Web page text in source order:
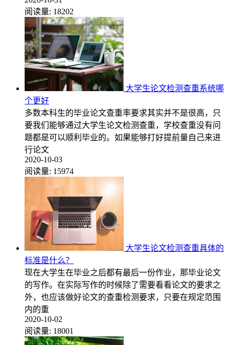
阅读量: 18202
大学生论文检测查重系统哪
个更好
多数本科生的毕业论文查重率要求其实并不是很高，只
要我们能够通过大学生论文检测查重，学校查重没有问
题都是可以顺利毕业的。如果能够打好提前量自己来进
行论文
2020-10-03
阅读量: 15974
大学生论文检测查重具体的
标准是什么？
现在大学生在毕业之后都有最后一份作业，那毕业论文
的写作。在实际写作的时候除了需要看看论文的要求之
外，也应该做好论文的查重检测要求，只要在规定范围
内的重
2020-10-02
阅读量: 18001